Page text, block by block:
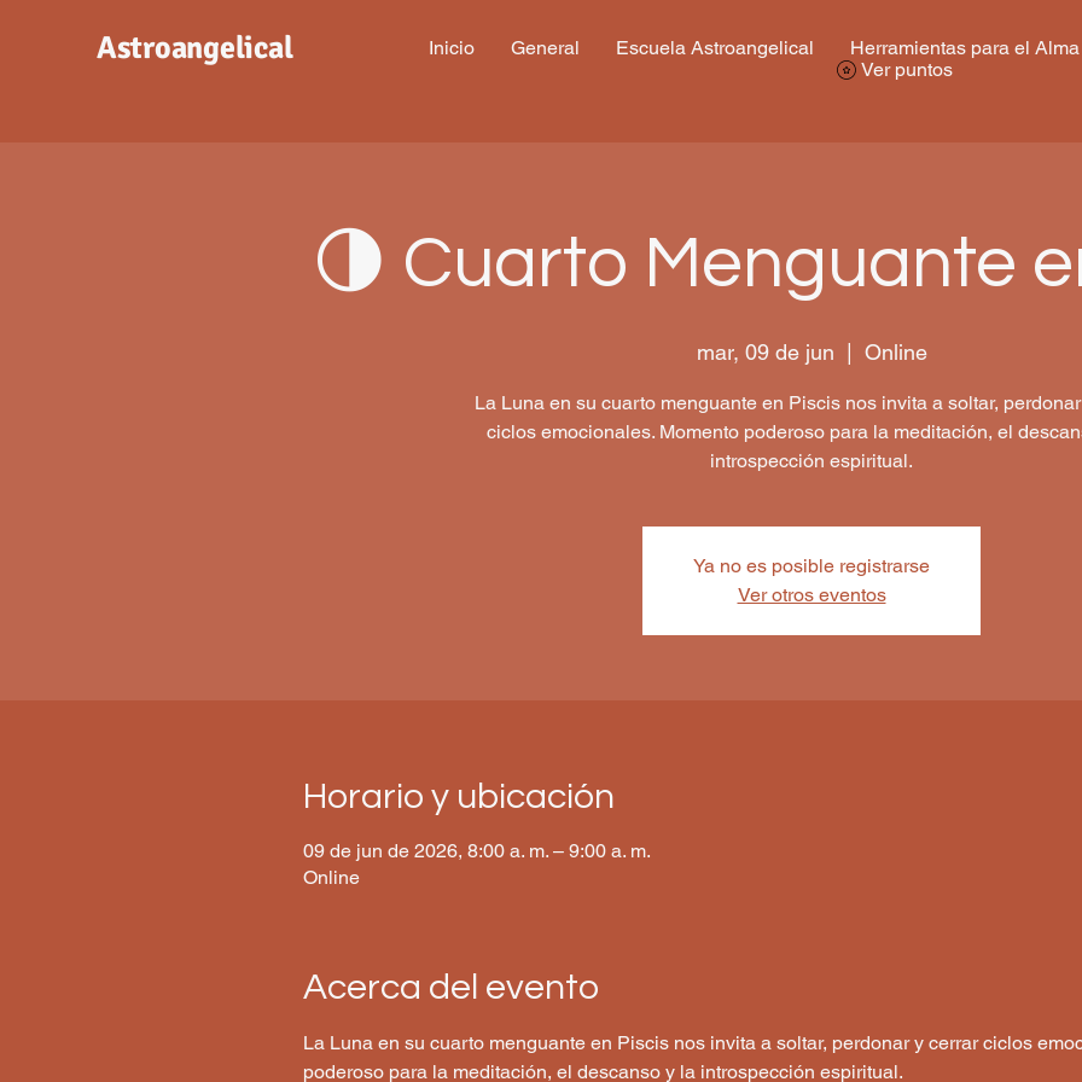
Astroangelical Inicio General Escuela Astroangelical Herramientas para el Alma
Ver puntos
🌗 Cuarto Menguante
mar, 09 de jun Online
La Luna en su cuarto menguante en Piscis nos invita a soltar,
ciclos emocionales. Momento poderoso para la meditación, el
introspección espiritual.
Ya no es posible registrarse
Ver otros eventos
Horario y ubicación
09 de jun de 2026, 8:00 a. m. – 9:00 a. m.
Online
Acerca del evento
La Luna en su cuarto menguante en Piscis nos invita a soltar, perdonar y cerrar ciclos
poderoso para la meditación, el descanso y la introspección espiritual.